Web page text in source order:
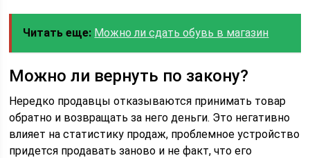
Читать еще: Можно ли сдать обувь в магазин
Можно ли вернуть по закону?
Нередко продавцы отказываются принимать товар
обратно и возвращать за него деньги. Это негативно
влияет на статистику продаж, проблемное устройство
придется продавать заново и не факт, что его